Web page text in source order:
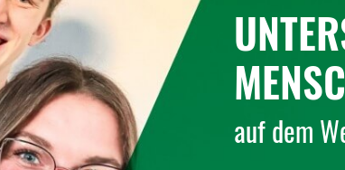
auf dem